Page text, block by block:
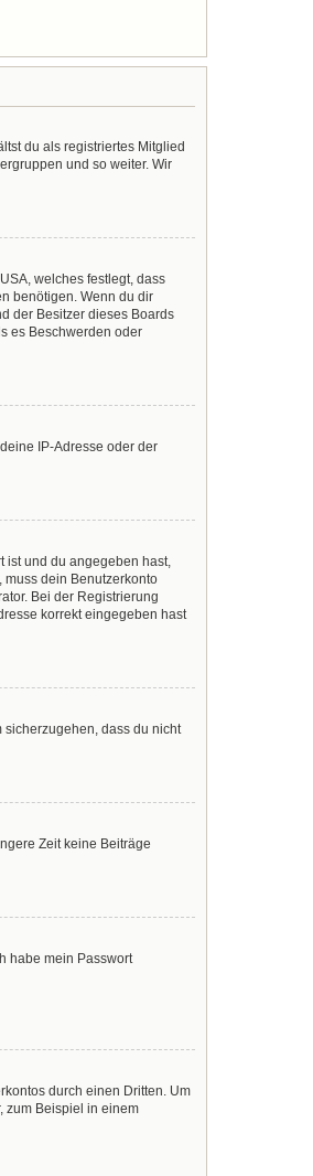
du als registriertes Mitglied
und so weiter. Wir
welches festlegt, dass
benötigen. Wenn du dir
der Besitzer dieses Boards
es Beschwerden oder
IP-Adresse oder der
ist und du angegeben hast,
muss dein Benutzerkonto
Bei der Registrierung
korrekt eingegeben hast
sicherzugehen, dass du nicht
Zeit keine Beiträge
habe mein Passwort
durch einen Dritten. Um
zum Beispiel in einem